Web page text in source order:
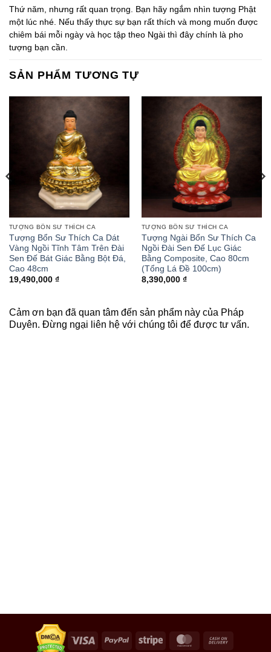
Thứ năm, nhưng rất quan trọng. Bạn hãy ngắm nhìn tượng Phật
một lúc nhé. Nếu thấy thực sự bạn rất thích và mong muốn được
chiêm bái mỗi ngày và học tập theo Ngài thì đây chính là pho
tượng bạn cần.
SẢN PHẨM TƯƠNG TỰ
TƯỢNG BỔN SƯ THÍCH CA
Tượng Bổn Sư Thích Ca Dát
Vàng Ngồi Tĩnh Tâm Trên Đài
Sen Đế Bát Giác Bằng Bột Đá,
Cao 48cm
19,490,000 ₫
TƯỢNG BỔN SƯ THÍCH CA
Tượng Ngài Bổn Sư Thích Ca
Ngồi Đài Sen Đế Lục Giác
Bằng Composite, Cao 80cm
(Tổng Lá Đề 100cm)
8,390,000 ₫
₫
Cảm ơn bạn đã quan tâm đến sản phẩm này của Pháp
Duyên. Đừng ngại liên hệ với chúng tôi để được tư vấn.
Visa PayPal Stripe MasterCard